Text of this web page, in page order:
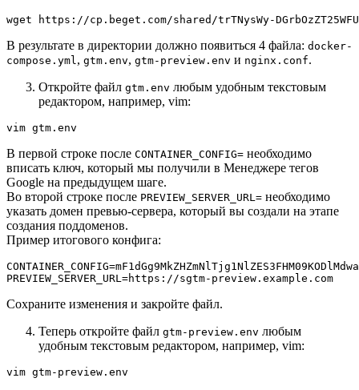
wget https://cp.beget.com/shared/trTNysWy-
В результате в директории должно появиться 4 файла: docker-
compose.yml, gtm.env, gtm-preview.env и nginx.conf.
Откройте файл gtm.env любым удобным текстовым
редактором, например, vim:
vim gtm.env
В первой строке после CONTAINER_CONFIG= необходимо
вписать ключ, который мы получили в Менеджере тегов
Google на предыдущем шаге.
Во второй строке после PREVIEW_SERVER_URL= необходимо
указать домен превью-сервера, который вы создали на этапе
создания поддоменов.
Пример итогового конфига:
PREVIEW_SERVER_URL=https://sgtm-preview.example.com
Сохраните изменения и закройте файл.
Теперь откройте файл gtm-preview.env любым
удобным текстовым редактором, например, vim:
vim gtm-preview.env